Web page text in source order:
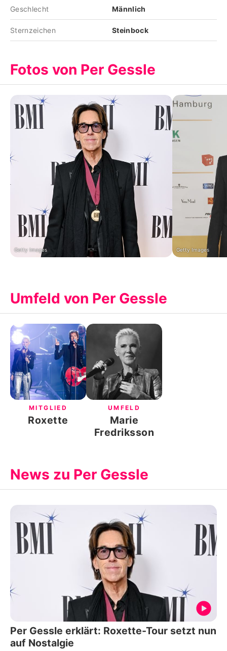
Geschlecht Männlich
Sternzeichen Steinbock
Fotos von Per Gessle
Getty Images Getty Images
Umfeld von Per Gessle
MITGLIED
Roxette
UMFELD
Marie
Fredriksson
News zu Per Gessle
Per Gessle erklärt: Roxette-Tour setzt nun
auf Nostalgie